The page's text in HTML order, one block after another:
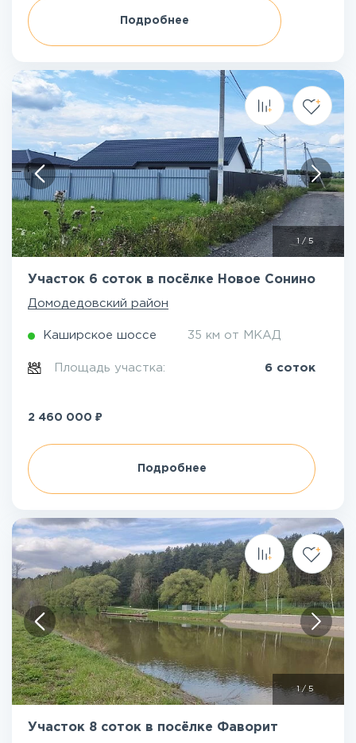
Подробнее
1/ 5
Участок 6 соток в посёлке Новое Сонино
Домодедовский район
Каширское шоссе 35 км от МКАД
Площадь участка: 6 соток
2 460 000 ₽
Подробнее
1/ 5
Участок 8 соток в посёлке Фаворит